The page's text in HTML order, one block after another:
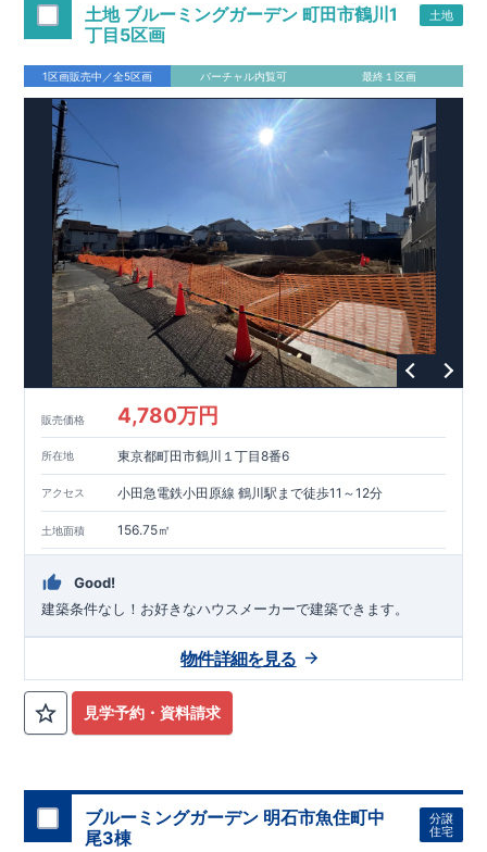
■長期優良住宅もっと詳しく
「いい家を作って、きちんと手
7つの厳しい技術基準をクリアした物件だけが認定を受けられる
長期優良住宅。
長期優良住宅として認定を受けるためには、国が定めた下記7つ
の技術基準をクリアする必要があります。東栄住宅は全棟でク
リア！①耐震性②劣化対策③維持管理性④住戸面積⑤省エネル
ギー性⑥居住環境⑦維持保全管理
そのほかの魅力として、住宅ローン金利優遇、固定資産税の減
税、中古市場での売却時にも有利です。
住宅性能評価ダブル
取得
「設計」と「建設」のダブルで性
能を評価されています！図面を第三者機関へ提出します。外部
評価委員が建設中に3回、竣工時に1回の現場検査が行われま
す。構造の安定、劣化の軽減、維持管理への配慮、温熱環境・
エネルギー消費量（断熱等性能）の必須4分野、空気環境で、最
高等級取得！ ■ 耐震等級3 もっと詳しく 東栄住宅の建物
は、国が定めた耐震最高等級3を取得。建築基準法に定められ
た、｢数百年に一度発生する地震に対して、倒壊、崩壊しない｣
という基準から、さらに1.5倍の耐震力を達成しています。
風等級2 災害時の損傷の受けにくさを評価されています。建築
1.2倍の暴風に対しても損傷を生じないことで耐風最高等級
取得しています。 ■自社一貫体制もっと詳しく 東栄住宅は土
地の仕入れ、設計、施工、販売、メンテナンスまで、すべての
プロセスに携わっています。 ■ アフターサポート
快適に暮らすことができる住宅の品質を長期にわたり
維持するには、定期的な点検を実施することが重要です。
60年間の保証制度がございます。もちろん、定期点検以外でも
当社こだわりの空間アイディアをショート動画で
ご紹介しています。ここをクリック
土地 ブルーミングガーデン 町田市鶴川1
丁目5区画
土地
1区画販売中／全5区画 バーチャル内覧可 最終１区画
販売価格 4,780万円
所在地 東京都町田市鶴川１丁目8番6
アクセス 小田急電鉄小田原線 鶴川駅まで徒歩11～12分
土地面積 156.75㎡
Good!
建築条件なし！​お好きなハウスメーカーで建築できます。
見学予約・資料請求
物件詳細を見る
ブルーミングガーデン 明石市魚住町中
尾3棟
分譲
住宅